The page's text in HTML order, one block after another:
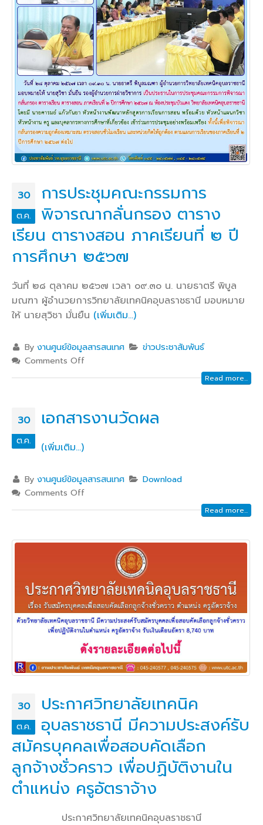
30
ต.ค.
การประชุมคณะกรรมการ
พิจารณากลั่นกรอง ตาราง
เรียน ตารางสอน ภาคเรียนที่ ๒ ปี
การศึกษา ๒๕๖๗
วันที่ ๒๘ ตุลาคม ๒๕๖๗ เวลา ๐๙.๓๐ น. นายธาตรี พิบูล
มณฑา ผู้อำนวยการวิทยาลัยเทคนิคอุบลราชธานี มอบหมาย
ให้ นายสุวิชา มั่นยืน (เพิ่มเติม…)
Byงานศูนย์ข้อมูลสารสนเทศ
ข่าวประชาสัมพันธ์
Comments Off
Read more...
30
ต.ค.
เอกสารงานวัดผล
(เพิ่มเติม…)
Byงานศูนย์ข้อมูลสารสนเทศ
Download
Comments Off
Read more...
30
ต.ค.
ประกาศวิทยาลัยเทคนิค
อุบลราชธานี มีความประสงค์รับ
สมัครบุคคลเพื่อสอบคัดเลือก
ลูกจ้างชั่วคราว เพื่อปฏิบัติงานใน
ตำแหน่ง ครูอัตราจ้าง
ประกาศวิทยาลัยเทคนิคอุบลราชธานี